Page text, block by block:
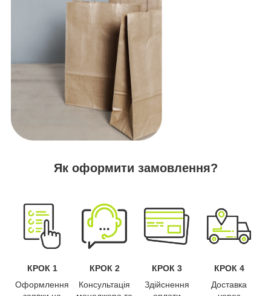
Як оформити замовлення?
КРОК 1
Оформлення
КРОК 2
Консультація
КРОК 3
Здійснення
КРОК 4
Доставка